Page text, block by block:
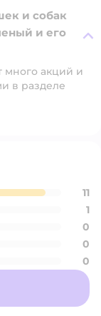
и собак
и его
много акций и
в разделе
11
1
0
0
0